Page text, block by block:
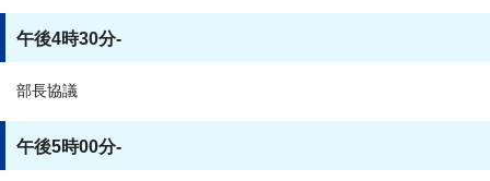
午後4時30分-
部長協議
午後5時00分-